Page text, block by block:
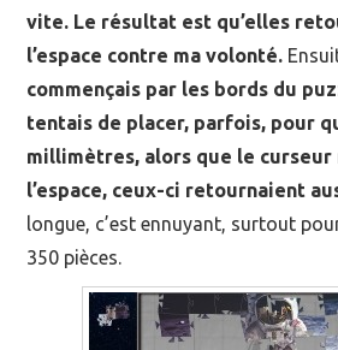
vite. Le résultat est qu’elles
l’espace contre ma volonté.
commençais par les bords du
tentais de placer, parfois, pour
millimètres, alors que le curseur
l’espace, ceux-ci retournaient
longue, c’est ennuyant, surtout
350 pièces.